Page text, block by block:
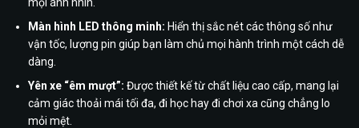
Màn hình LED thông minh: Hiển thị sắc nét các thông số như
vận tốc, lượng pin giúp bạn làm chủ mọi hành trình một cách dễ
dàng.
Yên xe “êm mượt”: Được thiết kế từ chất liệu cao cấp, mang lại
cảm giác thoải mái tối đa, đi học hay đi chơi xa cũng chẳng lo
mỏi mệt.